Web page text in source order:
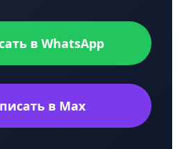
в WhatsApp
в Max